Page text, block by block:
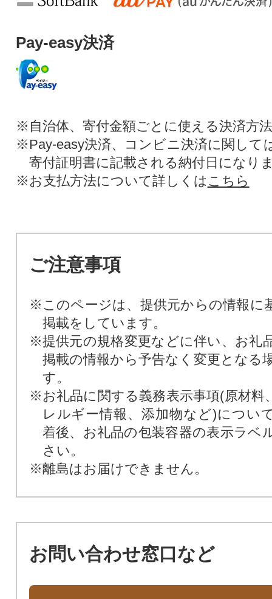
Pay-easy決済
※自治体、寄付金額ごとに使える決済方
※Pay-easy決済、コンビニ決済に関して
寄付証明書に記載される納付日になり
※お支払方法について詳しくは こちら
ご注意事項
※このページは、提供元からの情報に
掲載をしています。
※提供元の規格変更などに伴い、お礼
掲載の情報から予告なく変更となる
す。
※お礼品に関する義務表示事項(原材料
レルギー情報、添加物など)につい
着後、お礼品の包装容器の表示ラベ
さい。
※離島はお届けできません。
お問い合わせ窓口など